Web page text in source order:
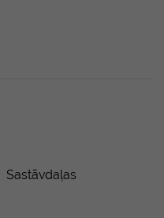
Sastāvdaļas